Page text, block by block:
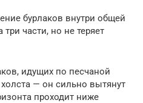
бурлаков внутри общей
части, но не теряет
идущих по песчаной
— он сильно вытянут
проходит ниже